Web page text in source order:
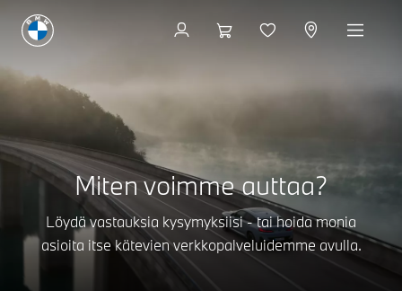
Miten voimme auttaa?
Löydä vastauksia kysymyksiisi - tai hoida monia
asioita itse kätevien verkkopalveluidemme avulla.